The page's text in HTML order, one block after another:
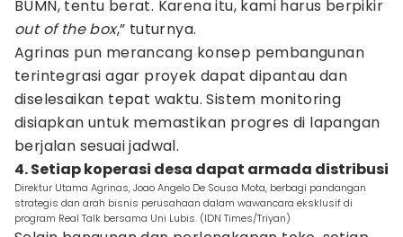
BUMN, tentu berat. Karena itu, kami harus berpikir
out of the box,” tuturnya.
Agrinas pun merancang konsep pembangunan
terintegrasi agar proyek dapat dipantau dan
diselesaikan tepat waktu. Sistem monitoring
disiapkan untuk memastikan progres di lapangan
berjalan sesuai jadwal.
4. Setiap koperasi desa dapat armada distribusi
Direktur Utama Agrinas, Joao Angelo De Sousa Mota, berbagi pandangan
strategis dan arah bisnis perusahaan dalam wawancara eksklusif di
program Real Talk bersama Uni Lubis. (IDN Times/Triyan)